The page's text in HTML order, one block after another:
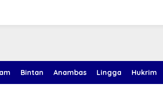
Bintan Anambas Lingga Hukrim